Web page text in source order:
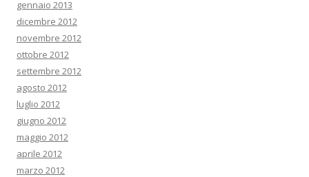
gennaio 2013
dicembre 2012
novembre 2012
ottobre 2012
settembre 2012
agosto 2012
luglio 2012
giugno 2012
maggio 2012
aprile 2012
marzo 2012